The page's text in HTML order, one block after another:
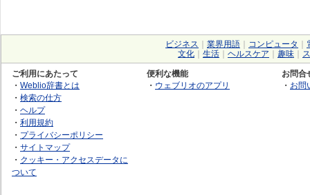
ビジネス 業界用語 コンピュータ
文化
生活 ヘルスケア 趣味
ご利用にあたって
・ Weblio辞書とは
・ 検索の仕方
・ ヘルプ
・ 利用規約
・ プライバシーポリシー
・ サイトマップ
・ クッキー・アクセスデータに
ついて
便利な機能
・ ウェブリオのアプリ
お問合
・ お問